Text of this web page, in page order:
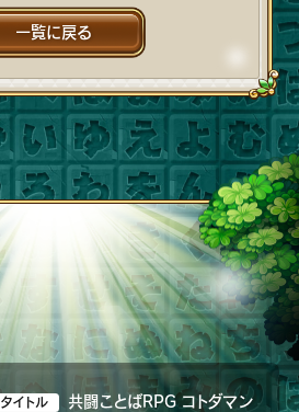
一覧に戻る
タイトル 共闘ことばRPG コトダマン